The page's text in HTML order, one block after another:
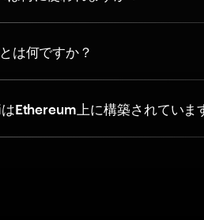
は何ですか？
Ethereum上に構築されていま